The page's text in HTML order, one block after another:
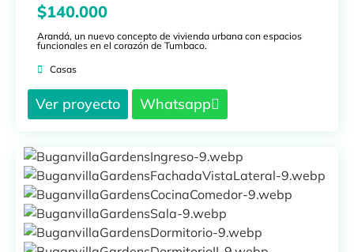
$140.000
Arandá, un nuevo concepto de vivienda urbana con espacios
funcionales en el corazón de Tumbaco.
Casas
Ver proyecto Whatsapp